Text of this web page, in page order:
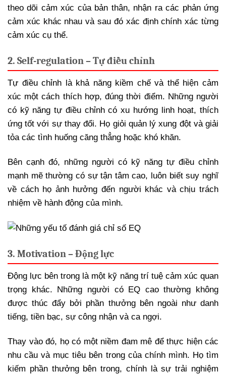
theo dõi cảm xúc của bản thân, nhận ra các phản ứng
cảm xúc khác nhau và sau đó xác định chính xác từng
cảm xúc cụ thể.
2. Self-regulation – Tự điều chỉnh
Tự điều chỉnh là khả năng kiềm chế và thể hiện cảm
xúc một cách thích hợp, đúng thời điểm. Những người
có kỹ năng tự điều chỉnh có xu hướng linh hoạt, thích
ứng tốt với sự thay đổi. Họ giỏi quản lý xung đột và giải
tỏa các tình huống căng thẳng hoặc khó khăn.
Bên cạnh đó, những người có kỹ năng tự điều chỉnh
mạnh mẽ thường có sự tận tâm cao, luôn biết suy nghĩ
về cách họ ảnh hưởng đến người khác và chịu trách
nhiệm về hành động của mình.
3. Motivation – Động lực
Động lực bên trong là một kỹ năng trí tuệ cảm xúc quan
trọng khác. Những người có EQ cao thường không
được thúc đẩy bởi phần thưởng bên ngoài như danh
tiếng, tiền bạc, sự công nhận và ca ngợi.
Thay vào đó, họ có một niềm đam mê để thực hiện các
nhu cầu và mục tiêu bên trong của chính mình. Họ tìm
kiếm phần thưởng bên trong, chính là sự trải nghiệm